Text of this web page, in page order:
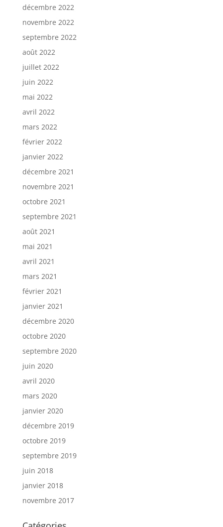
décembre 2022
novembre 2022
septembre 2022
août 2022
juillet 2022
juin 2022
mai 2022
avril 2022
mars 2022
février 2022
janvier 2022
décembre 2021
novembre 2021
octobre 2021
septembre 2021
août 2021
mai 2021
avril 2021
mars 2021
février 2021
janvier 2021
décembre 2020
octobre 2020
septembre 2020
juin 2020
avril 2020
mars 2020
janvier 2020
décembre 2019
octobre 2019
septembre 2019
juin 2018
janvier 2018
novembre 2017